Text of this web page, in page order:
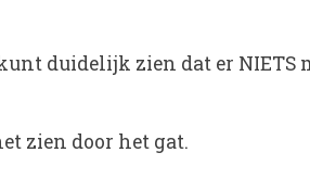
duidelijk zien dat er NIETS
zien door het gat.